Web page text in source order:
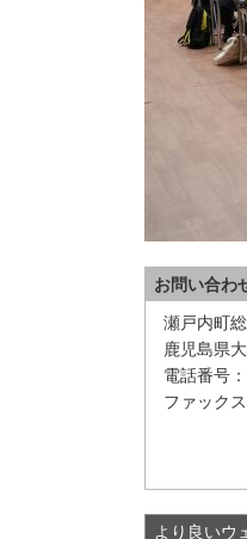
お問い合わ
瀬戸内町
鹿児島県
電話番号
ファック
より良いウ